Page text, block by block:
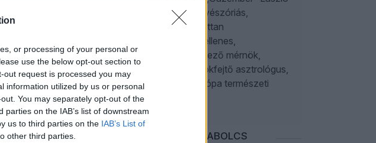
or processing of your personal or
use the below opt-out section to
request is processed you may
information utilized by us or personal
You may separately opt-out of the
on the IAB’s list of downstream
us to third parties on the IAB’s List of
other third parties.
kortárs művészóriás,
visszafogottan
fogyasztóellenes,
műholdtervező mérnök,
zenész, titokfejtő asztrológus,
Közép-Európa természeti
ROSTÁS SZABOLCS